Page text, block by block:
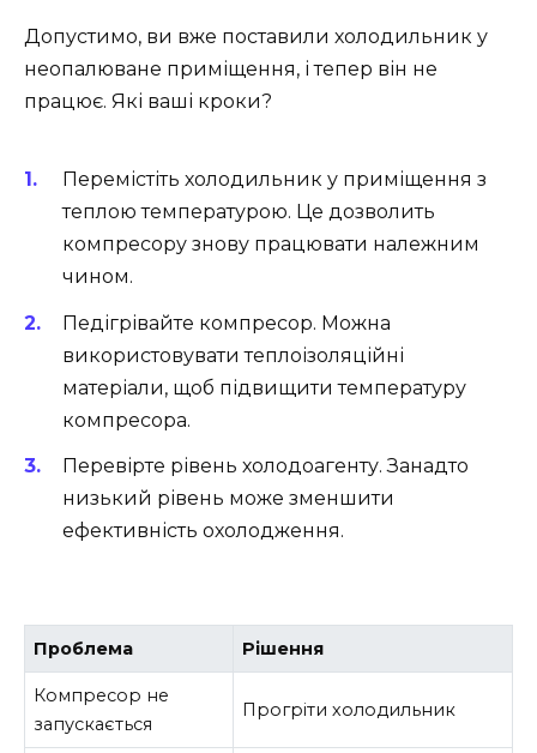
Допустимо, ви вже поставили холодильник у
неопалюване приміщення, і тепер він не
працює. Які ваші кроки?
Перемістіть холодильник у приміщення з
теплою температурою. Це дозволить
компресору знову працювати належним
чином.
Педігрівайте компресор. Можна
використовувати теплоізоляційні
матеріали, щоб підвищити температуру
компресора.
Перевірте рівень холодоагенту. Занадто
низький рівень може зменшити
ефективність охолодження.
Проблема Рішення
Компресор не
запускається
Прогріти холодильник